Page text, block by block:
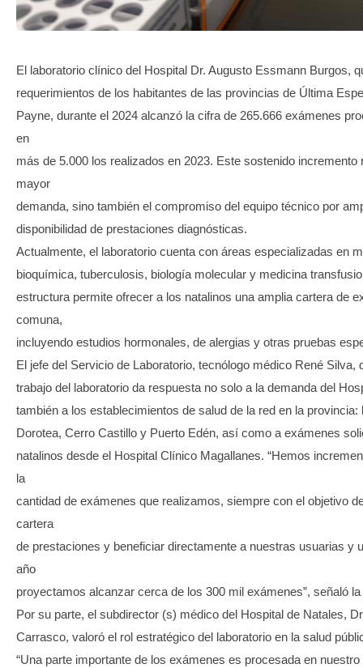
El laboratorio clínico del Hospital Dr. Augusto Essmann Burgos,
requerimientos de los habitantes de las provincias de Última
Payne, durante el 2024 alcanzó la cifra de 265.666 exámenes
en
más de 5.000 los realizados en 2023. Este sostenido incremento
mayor
demanda, sino también el compromiso del equipo técnico por
disponibilidad de prestaciones diagnósticas.
Actualmente, el laboratorio cuenta con áreas especializadas en
bioquímica, tuberculosis, biología molecular y medicina
estructura permite ofrecer a los natalinos una amplia cartera de
comuna,
incluyendo estudios hormonales, de alergias y otras pruebas
El jefe del Servicio de Laboratorio, tecnólogo médico René Silva,
trabajo del laboratorio da respuesta no solo a la demanda del
también a los establecimientos de salud de la red en la
Dorotea, Cerro Castillo y Puerto Edén, así como a exámenes
natalinos desde el Hospital Clínico Magallanes. “Hemos
la
cantidad de exámenes que realizamos, siempre con el objetivo
cartera
de prestaciones y beneficiar directamente a nuestras usuarias y
año
proyectamos alcanzar cerca de los 300 mil exámenes”, señaló
Por su parte, el subdirector (s) médico del Hospital de Natales,
Carrasco, valoró el rol estratégico del laboratorio en la salud
“Una parte importante de los exámenes es procesada en